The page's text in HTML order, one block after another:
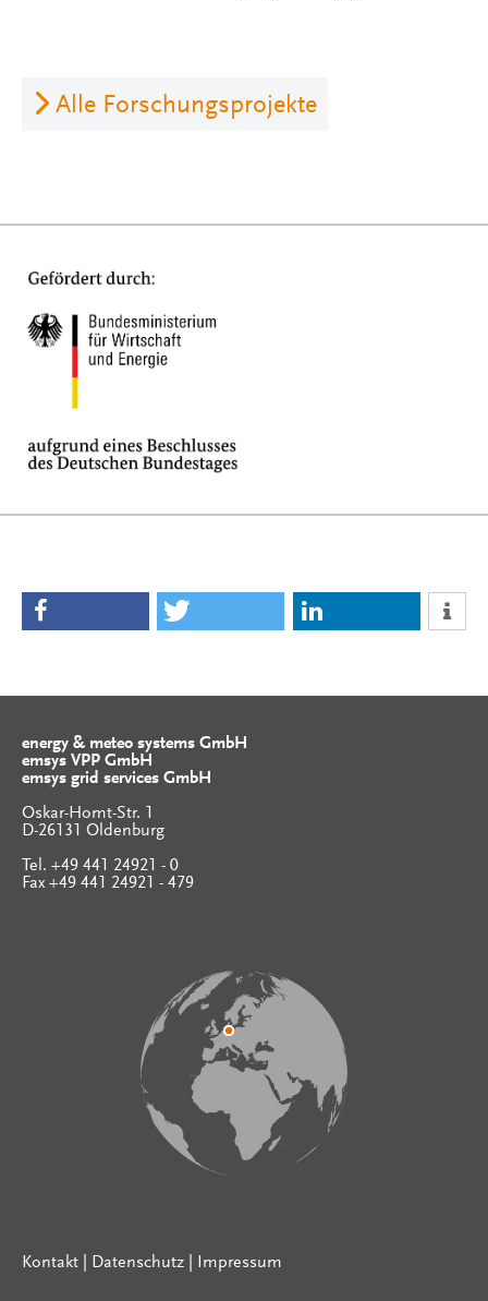
Alle Forschungsprojekte
energy & meteo systems GmbH
emsys VPP GmbH
emsys grid services GmbH
Oskar-Homt-Str. 1
D-26131 Oldenburg
Tel. +49 441 24921 - 0
Fax +49 441 24921 - 479
Kontakt Datenschutz Impressum